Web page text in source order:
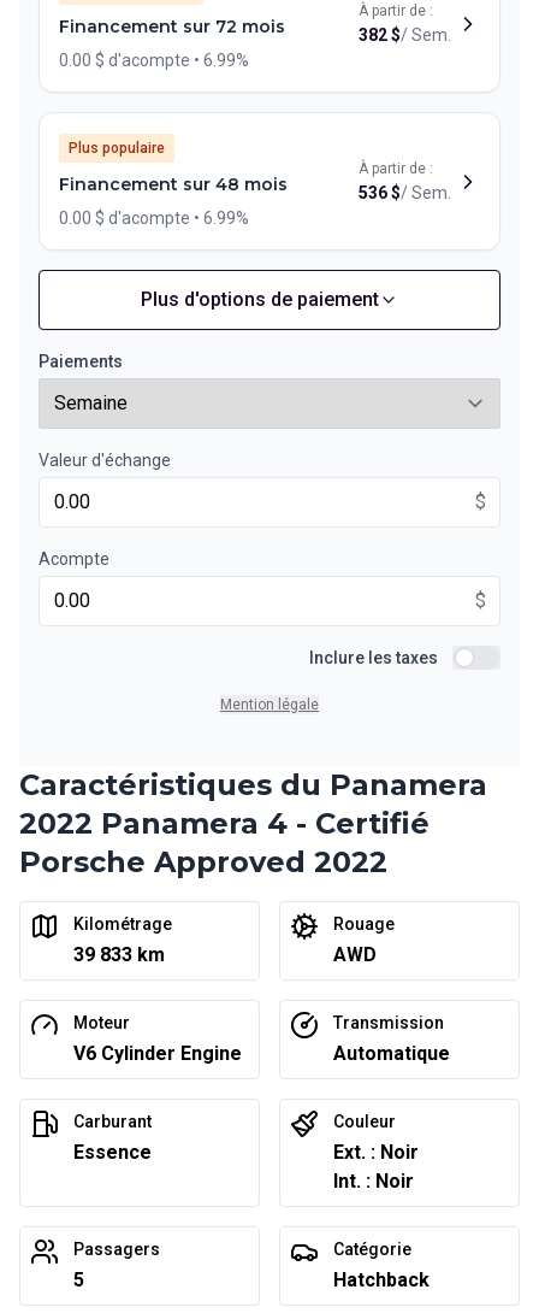
Financement sur 72 mois
0.00 $ d'acompte • 6.99%
À partir de :
382$/Sem.
Plus populaire
Financement sur 48 mois
0.00 $ d'acompte • 6.99%
À partir de :
536$/Sem.
Financement sur 60 mois
0.00 $ d'acompte • 6.99%
À partir de :
Financement sur 36 mois
Financement sur 36 mois
À partir de :
Financement sur 24 mois
1 002 $/Sem.
Plus d'options de paiement
Paiements
Valeur d'échange
$
Acompte
$
Inclure les taxes
Inclure
Mention légale
Caractéristiques du Panamera
2022 Panamera 4 - Certifié
Porsche Approved 2022
Kilométrage
39 833 km
Rouage
AWD
Moteur
V6 Cylinder Engine
Transmission
Automatique
Carburant
Essence
Couleur
Ext. : Noir
Int. : Noir
Passagers
5
Catégorie
Hatchback